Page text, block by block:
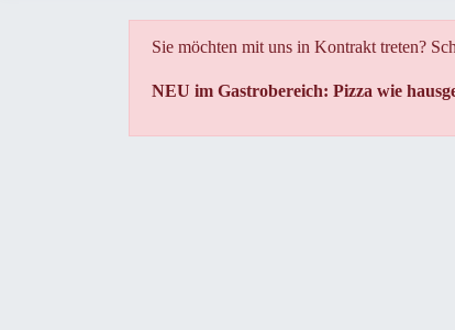
Sie möchten mit uns in Kontrakt treten?
NEU im Gastrobereich: Pizza wie